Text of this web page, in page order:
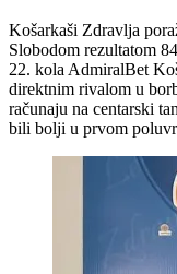
Košarkaši Zdravlja
Slobodom rezultatom
22. kola AdmiralBet
direktnim rivalom u
računaju na centarski
bili bolji u prvom